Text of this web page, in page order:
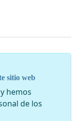
sitio web
hemos
de los